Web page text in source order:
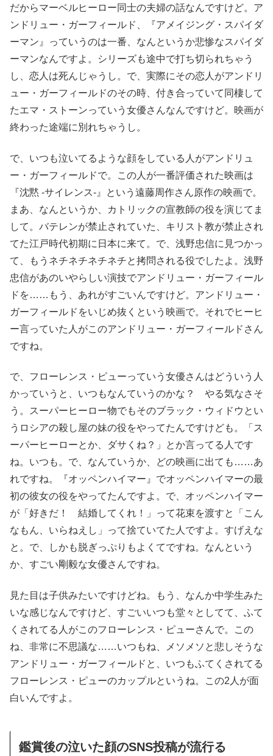
だからマーベルヒーロー同士の夫婦の話なんですけど。ア
ンドリュー・ガーフィールド、『アメイジング・スパイダ
ーマン』っていうのは一番、なんというか悲惨なスパイダ
ーマンなんですよ。シリーズも途中で打ち切られちゃう
し、恋人は死んじゃうし。で、実際にその恋人がアンドリ
ュー・ガーフィールドのその時、付き合っていて同棲して
たエマ・ストーンっていう女優さんなんですけど。映画が
終わった途端に別れちゃうし。
で、いつも泣いてるような顔をしている人がアンドリュ
ー・ガーフィールドで。この人が一番評価された映画は
『沈黙 -サイレンス-』という遠藤周作さん原作の映画で。
まあ、なんというか、カトリックの宣教師の役を演じてま
して。バテレンが禁止されていた、キリスト教が禁止され
てた江戸時代初期に日本に来て。で、浅野忠信に見つかっ
て、もうネチネチネチネチと拷問される役でしたよ。浅野
忠信があのいやらしい演技でアンドリュー・ガーフィール
ドを……もう、あれがすごいんですけど。アンドリュー・
ガーフィールドをいじめ抜くという映画で。それでヒーヒ
ー言っていた人がこのアンドリュー・ガーフィールドさん
ですね。
で、フローレンス・ピューっていう女優さんはどういう人
かっていうと、いつもなんていうのかな？ やる気なさそ
う。スーパーヒーロー物でもそのブラック・ウィドウとい
うロシアの殺し屋の妹の役をやってたんですけども。「ス
ーパーヒーローとか、ダサくね？」とか言ってる人です
ね。いつも。で、なんていうか、どの映画に出ても……あ
れですね。『オッペンハイマー』でオッペンハイマーの最
初の彼女の役をやってたんですよ。で、オッペンハイマー
が「好きだ！ 結婚してくれ！」って花束を渡すと「こん
なもん、いらねえし」って捨ていてた人ですよ。すげえな
と。で、しかも脱ぎっぷりもよくてですね。なんという
か、すごい剛毅な女優さんですね。
見た目は子供みたいですけどね。もう、なんか中学生みた
いな感じなんですけど、すごいいつも堂々としてて、ふて
くされてる人がこのフローレンス・ピューさんで。この
ね、非常に不思議な……いつもね、メソメソと悲しそうな
アンドリュー・ガーフィールドと、いつもふてくされてる
フローレンス・ピューのカップルというね。この2人が面
白いんですよ。
鑑賞後の泣いた顔のSNS投稿が流行る